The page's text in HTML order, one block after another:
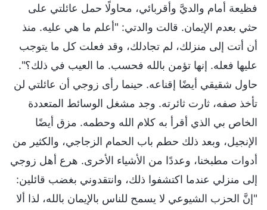
فظيعة أمام والديَّ وأقربائي، محاولًا حمل عائلتي على
حثي بعدم الإيمان. قالت والدتي: "أعلم ما هي عليه. منذ
أن أتت إلى منزلك، لم تجادلك، وقد فعلت كل ما يتوجب
عليها فعله. إنها تؤمن بالله فحسب. ما العيب في ذلك؟".
حاول شقيقي أيضًا إقناعه. حينما رأى زوجي أن عائلتي لن
تأخذ صفه، ثارت ثائرته. وجد مشغل الوسائط المتعددة
الخاص بي الذي أقرأ به كلام الله وحطمه. مزق أيضًا
الإنجيل، وبعد ذلك حطم باب الحمام الزجاجي، والكثير من
أدوات مطبخنا، وعددًا من الأشياء الأخرى. هرع أهل زوجي
إلى منزلي عندما اكتشفوا ذلك، وانتقدوني بغضب قائلين:
"إنَّ الحزب الشيوعي لا يسمح للناس بالإيمان بالله، لذا ألا